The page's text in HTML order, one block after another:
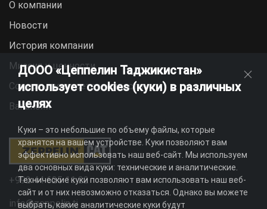
О компании
Новости
История компании
Миссия и ценности
Социальная ответственность
Вакансии
+992 44 625 11 22
info@zeppelin.tj
ДООО «Цеппелин Таджикистан»
использует cookies (куки) в различных
целях
Куки – это небольшие по объему файлы, которые
хранятся на вашем устройстве. Куки позволяют вам
эффективно использовать наш веб-сайт. Мы используем
два основных вида куки: технические и аналитические.
Технические куки позволяют вам использовать наш веб-
сайт и от них невозможно отказаться. Однако вы можете
выбрать, какие аналитические куки будут